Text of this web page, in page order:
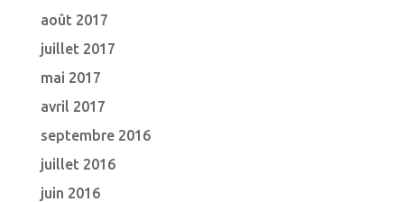
août 2017
juillet 2017
mai 2017
avril 2017
septembre 2016
juillet 2016
juin 2016